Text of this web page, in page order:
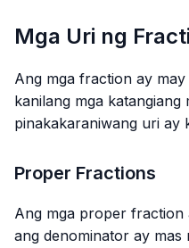
Mga Uri ng
Ang mga fraction ay
kanilang mga katangiang
pinakakaraniwang uri ay
Proper Fractions
Ang mga proper
ang denominator ay mas